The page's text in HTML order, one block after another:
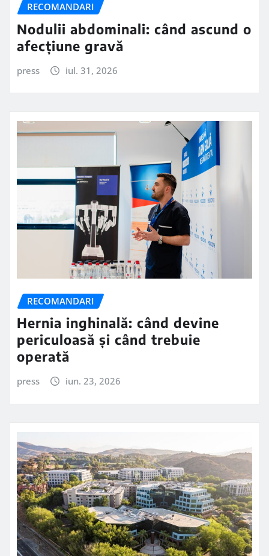
RECOMANDARI
Nodulii abdominali: când ascund o
afecțiune gravă
press iul. 31, 2026
RECOMANDARI
Hernia inghinală: când devine
periculoasă și când trebuie
operată
press iun. 23, 2026